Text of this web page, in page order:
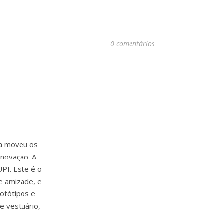
0 comentários
moveu os
A
Este é o
amizade, e
e
vestuário,